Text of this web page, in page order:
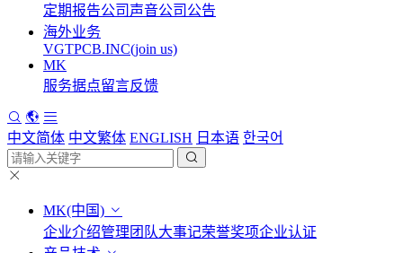
定期报告公司声音公司公告
海外业务
VGTPCB.INC(join us)
MK
服务据点留言反馈
中文简体 中文繁体 ENGLISH 日本语 한국어
MK(中国)
企业介绍管理团队大事记荣誉奖项企业认证